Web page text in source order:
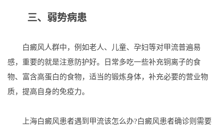
三、弱势病患
白癜风人群中，例如老人、儿童、孕妇等对甲流普遍易
感，重要的就是注意防护好。日常多吃一些补充铜离子的食
物、富含高蛋白的食物，适当的锻炼身体，补充必要的营业物
质，提高自身的免疫力。
上海白癜风患者遇到甲流该怎么办?白癜风患者确诊则需要